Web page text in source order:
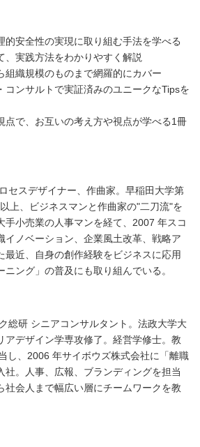
的安全性の実現に取り組む手法を学べる
、実践方法をわかりやすく解説
組織規模のものまで網羅的にカバー
コンサルトで実証済みのユニークなTipsを
点で、お互いの考え方や視点が学べる1冊
セスデザイナー、作曲家。早稲田大学第
上、ビジネスマンと作曲家の"二刀流"を
手小売業の人事マンを経て、2007 年スコ
イノベーション、企業風土改革、戦略ア
最近、自身の創作経験をビジネスに応用
ニング」の普及にも取り組んでいる。
総研 シニアコンサルタント。法政大学大
アデザイン学専攻修了。経営学修士。教
し、2006 年サイボウズ株式会社に「離職
社。人事、広報、ブランディングを担当
社会人まで幅広い層にチームワークを教